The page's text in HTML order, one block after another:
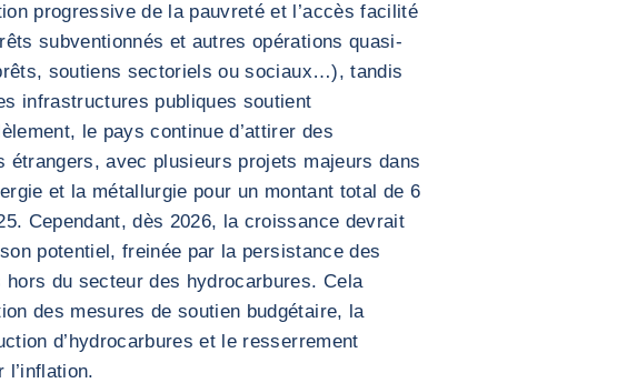
progressive de la pauvreté et l’accès facilité
subventionnés et autres opérations quasi-
soutiens sectoriels ou sociaux…), tandis
infrastructures publiques soutient
le pays continue d’attirer des
étrangers, avec plusieurs projets majeurs dans
et la métallurgie pour un montant total de 6
Cependant, dès 2026, la croissance devrait
potentiel, freinée par la persistance des
du secteur des hydrocarbures. Cela
des mesures de soutien budgétaire, la
d’hydrocarbures et le resserrement
l’inflation.